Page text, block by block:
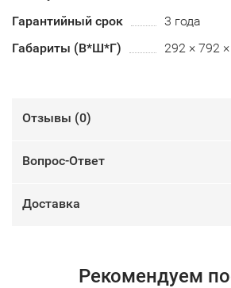
Гарантийный срок
3 года
Габариты (В*Ш*Г)
292 × 792
Отзывы (0)
Вопрос-Ответ
Доставка
Рекомендуем